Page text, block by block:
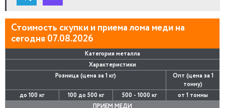
Стоимость скупки и приема лома меди на
сегодня 07.08.2026
Категория металла
Характеристики
Розница (цена за 1 кг)
Опт (цена за 1
тонну)
до 100 кг
100 до 500 кг 500 - 1000 кг
от 1 тонны
ПРИЕМ МЕДИ